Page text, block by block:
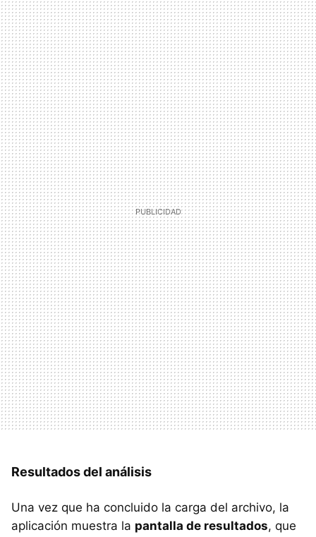
Resultados del análisis
Una vez que ha concluido la carga del archivo, la
aplicación muestra la pantalla de resultados, que